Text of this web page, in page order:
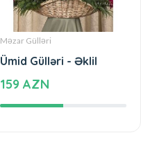
Məzar Gülləri
Ümid Gülləri - Əklil
159 AZN